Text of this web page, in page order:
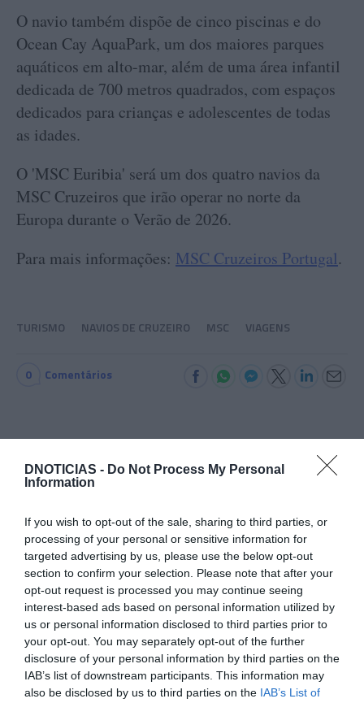
DNOTICIAS - Do Not Process My Personal
Information
If you wish to opt-out of the sale, sharing to third parties, or
processing of your personal or sensitive information for
targeted advertising by us, please use the below opt-out
section to confirm your selection. Please note that after your
opt-out request is processed you may continue seeing
interest-based ads based on personal information utilized by
us or personal information disclosed to third parties prior to
your opt-out. You may separately opt-out of the further
disclosure of your personal information by third parties on the
IAB’s list of downstream participants. This information may
also be disclosed by us to third parties on the IAB’s List of
O navio também dispõe de cinco piscinas e do
Ocean Cay AquaPark, um dos maiores parques
aquáticos em alto-mar, além de uma área infantil
dedicada de 700 metros quadrados, com espaços
dedicados para crianças e adolescentes de todas
as idades.
O 'MSC Euribia' será um dos quatro navios da
MSC Cruzeiros que irão operar no norte da
Europa durante o Verão de 2026.
Para mais informações: MSC Cruzeiros Portugal.
TURISMO NAVIOS DE CRUZEIRO MSC VIAGENS
0 Comentários
Últimas
Mariano regressa ao Marginal e Summer Jam anima o
Jam este Sábado
CRISTIANO RONALDO
“Muda o corpo de todas as mulheres”
PRODUTOS E MARCAS
Conheça a programação de fim-de-semana dos hotéis
da colecção Savoy Signature